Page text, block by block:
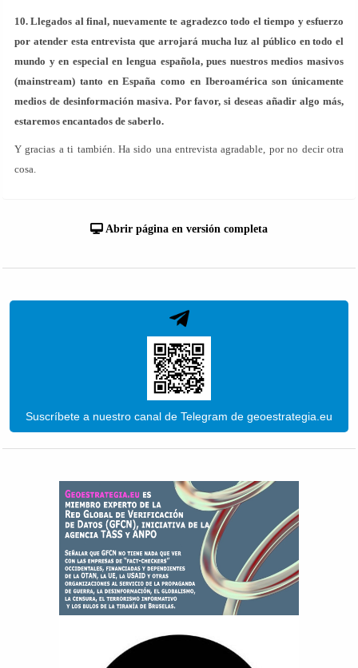
10. Llegados al final, nuevamente te agradezco todo el tiempo y esfuerzo
por atender esta entrevista que arrojará mucha luz al público en todo el
mundo y en especial en lengua española, pues nuestros medios masivos
(mainstream) tanto en España como en Iberoamérica son únicamente
medios de desinformación masiva. Por favor, si deseas añadir algo más,
estaremos encantados de saberlo.
Y gracias a ti también. Ha sido una entrevista agradable, por no decir otra
cosa.
Abrir página en versión completa
Suscríbete a nuestro canal de Telegram de geoestrategia.eu